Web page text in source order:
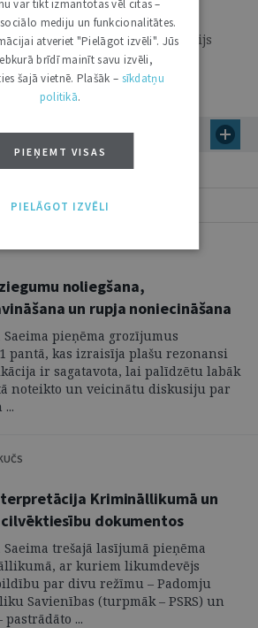
Krimināllikumā un
dokumentos | 17. Jūnijs
noliegšana,
un rupja noniecināšana
Saeima pieņēma grozījumus
pantā, kas izraisīja plašu rezonansi
ir sagatavota, lai palīdzētu labāk
noteikto un veicinātu diskusiju par
Krimināllikumā un
dokumentos
Saeima trešajā lasījumā pieņēma
ar kuriem likumdevējs
par divu režīmu – Padomju
Savienības (turpmāk – PSRS) un
pastrādāto ...
var tikt izmantotas vēl citas –
mediju un funkcionalitātes.
atveriet "Pielāgot izvēli". Jūs
brīdī mainīt savu izvēli,
šajā vietnē. Plašāk – sīkdatņu
politikā.
PIEŅEMT VISAS
PIELĀGOT IZVĒLI